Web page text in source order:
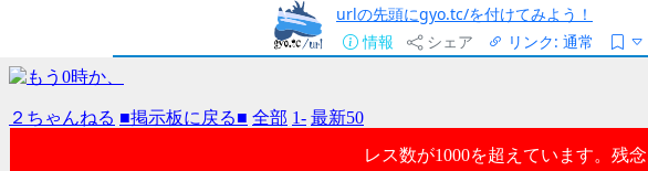
urlの先頭にgyo.tc/を付けてみよう！
情報
シェア リンク: 通常